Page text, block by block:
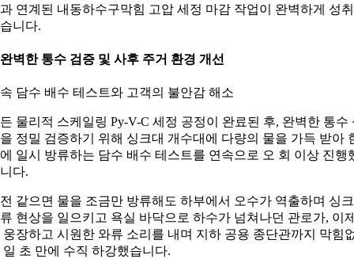
연계된 내동하수구막힘 고압 세정 마감 작업이 완벽하게 성
니다.
벽한 통수 검증 및 사후 주거 환경 개선
담수 배수 테스트와 고객의 불안감 해소
물리적 스케일링 Py-V-C 세정 공정이 완료된 후, 완벽한 통수
정밀 검증하기 위해 싱크대 개수대에 다량의 물을 가득 받아
일시 방류하는 담수 배수 테스트를 연속으로 오 회 이상 진행
다.
같으면 물을 조금만 방류해도 하부에서 오수가 역출하며 싱
현상을 일으키고 욕실 바닥으로 하수가 넘쳐나던 관로가, 이
웅장하고 시원한 와류 소리를 내며 지하 공용 종단관까지 막힘
일 초 만에 수직 하강했습니다.